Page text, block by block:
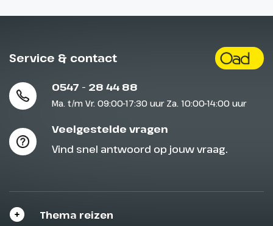
Service & contact
0547 - 28 44 88
Ma. t/m Vr. 09:00-17:30 uur Za. 10:00-14:00 uur
Veelgestelde vragen
Vind snel antwoord op jouw vraag.
Thema reizen